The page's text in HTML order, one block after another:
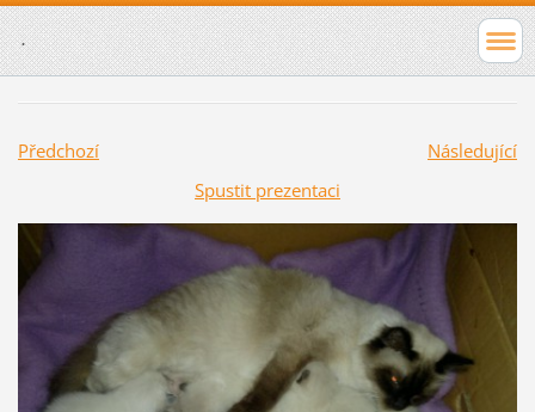
.
Předchozí
Následující
Spustit prezentaci